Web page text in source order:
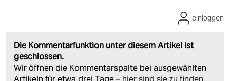
Die Kommentarfunktion unter diesem Artikel ist
geschlossen.
Wir öffnen die Kommentarspalte bei ausgewählten
einloggen